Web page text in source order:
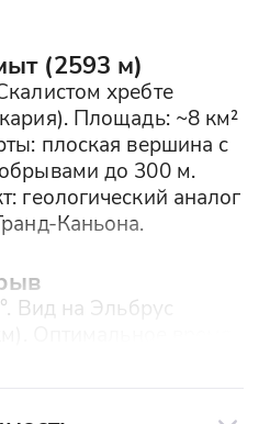
(2593 м)
хребте
Площадь: ~8 км²
плоская вершина с
до 300 м.
геологический аналог
Каньона.
Вид на Эльбрус
Оптимальное время
до заката.